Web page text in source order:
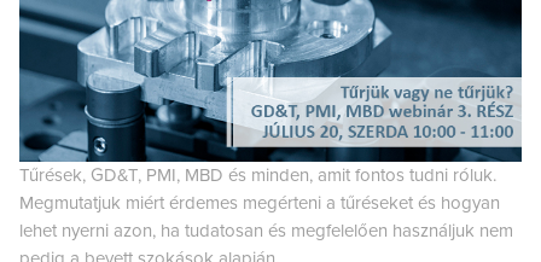
Tűrések, GD&T, PMI, MBD és minden, amit fontos tudni róluk.
Megmutatjuk miért érdemes megérteni a tűréseket és hogyan
lehet nyerni azon, ha tudatosan és megfelelően használjuk nem